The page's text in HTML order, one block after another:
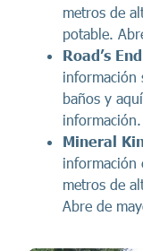
metros de
potable.
Road’s
información
baños y
Mineral
información
metros de
Abre de